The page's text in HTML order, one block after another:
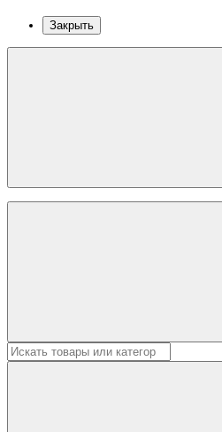
Закрыть